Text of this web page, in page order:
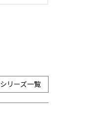
シリーズ一覧